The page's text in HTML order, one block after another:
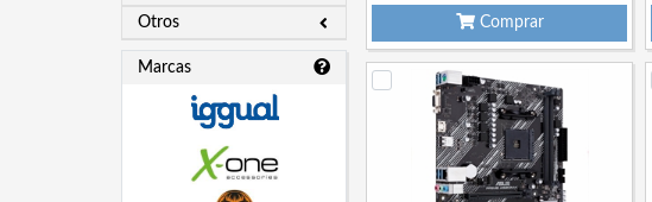
Otros
Marcas
Comprar